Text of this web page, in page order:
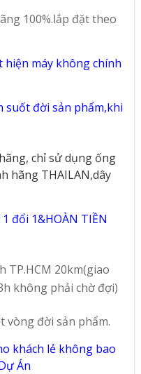
100%.lắp đặt theo
hiện máy không chính
suốt đời sản phẩm,khi
chỉ sử dụng ống
hãng THAILAN,dây
đổi 1&HOÀN TIỀN
TP.HCM 20km(giao
không phải chờ đợi)
vòng đời sản phẩm.
khách lẻ không bao
Án